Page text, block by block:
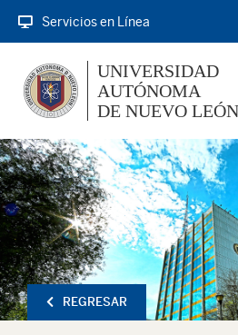
Servicios en Línea
UNIVERSIDAD
AUTÓNOMA
DE NUEVO LEÓN
REGRESAR